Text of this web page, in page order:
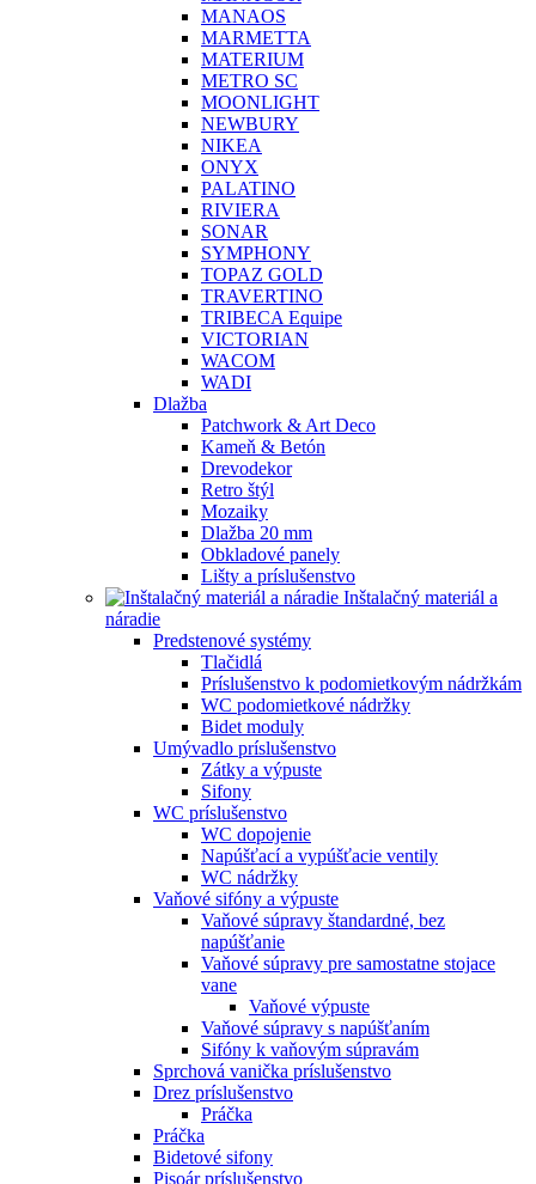
MANAOS
MARMETTA
MATERIUM
METRO SC
MOONLIGHT
NEWBURY
NIKEA
ONYX
PALATINO
RIVIERA
SONAR
SYMPHONY
TOPAZ GOLD
TRAVERTINO
TRIBECA Equipe
VICTORIAN
WACOM
WADI
Dlažba
Patchwork & Art Deco
Kameň & Betón
Drevodekor
Retro štýl
Mozaiky
Dlažba 20 mm
Obkladové panely
Lišty a príslušenstvo
Inštalačný materiál a
náradie
Predstenové systémy
Tlačidlá
Príslušenstvo k podomietkovým nádržkám
WC podomietkové nádržky
Bidet moduly
Umývadlo príslušenstvo
Zátky a výpuste
Sifony
WC príslušenstvo
WC dopojenie
Napúšťací a vypúšťacie ventily
WC nádržky
Vaňové sifóny a výpuste
Vaňové súpravy štandardné, bez
napúšťanie
Vaňové súpravy pre samostatne stojace
vane
Vaňové výpuste
Vaňové súpravy s napúšťaním
Sifóny k vaňovým súpravám
Sprchová vanička príslušenstvo
Drez príslušenstvo
Práčka
Práčka
Bidetové sifony
Pisoár príslušenstvo